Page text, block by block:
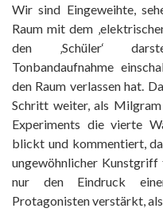
Wir sind Eingeweihte,
Raum mit dem
den ‚Schüler‘
Tonbandaufnahme
den Raum verlassen hat.
Schritt weiter, als
Experiments die vierte
blickt und kommentiert,
ungewöhnlicher
nur den Eindruck
Protagonisten verstärkt,